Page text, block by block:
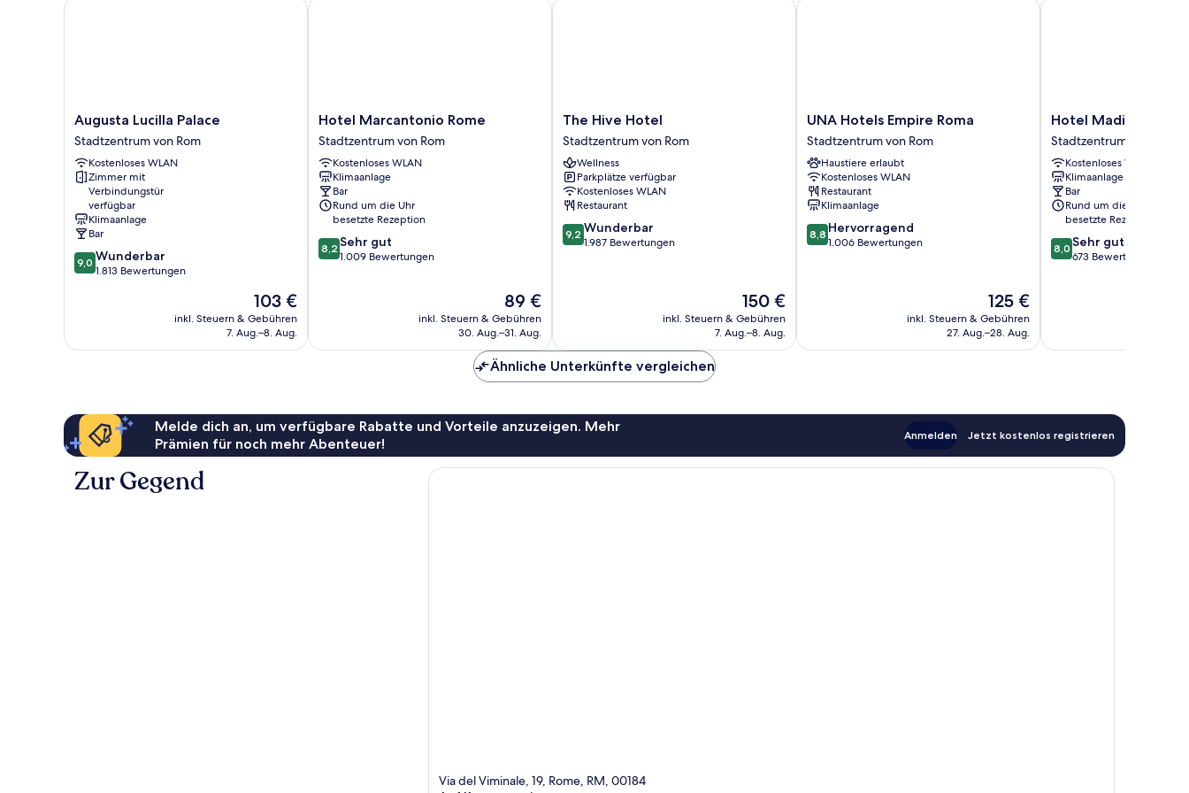
Augusta
Lucilla
Palace
Stadtzentrum
von
Rom
Augusta Lucilla Palace
Stadtzentrum von Rom
Kostenloses WLAN
Zimmer mit
Verbindungstür
verfügbar
Klimaanlage
Bar
9.0
von
9,0 Wunderbar
1.813 Bewertungen
Der
Preis
beträgt
103 €
inkl. Steuern & Gebühren
7. Aug.–8. Aug.
Augusta Lucilla Palace
Hotel
Marcantonio
Rome
Stadtzentrum
von
Rom
Hotel Marcantonio Rome
Stadtzentrum von Rom
Kostenloses WLAN
Klimaanlage
Bar
Rund um die Uhr
besetzte Rezeption
8.2
von
8,2 Sehr gut
1.009 Bewertungen
Der
Preis
beträgt
89 €
inkl. Steuern & Gebühren
30. Aug.–31. Aug.
Hotel Marcantonio Rome
The
Hive
Hotel
Stadtzentrum
von
Rom
The Hive Hotel
Stadtzentrum von Rom
Wellness
Parkplätze verfügbar
Kostenloses WLAN
Restaurant
9.2
von
9,2 Wunderbar
1.987 Bewertungen
Der
Preis
beträgt
150 €
inkl. Steuern & Gebühren
7. Aug.–8. Aug.
The Hive Hotel
UNA
Hotels
Empire
Roma
Stadtzentrum
von
Rom
UNA Hotels Empire Roma
Stadtzentrum von Rom
Haustiere erlaubt
Kostenloses WLAN
Restaurant
Klimaanlage
8.8
von
8,8 Hervorragend
1.006 Bewertungen
Der
Preis
beträgt
125 €
inkl. Steuern & Gebühren
27. Aug.–28. Aug.
UNA Hotels Empire Roma
Hotel
Madison
Stadtzentrum
von
Rom
Hotel Madison
Stadtzentrum von Rom
Kostenloses WLAN
Klimaanlage
Bar
Rund um die Uhr
besetzte Rezeption
8.0
von
8,0 Sehr gut
673 Bewertungen
Hotel Madison
Ähnliche Unterkünfte vergleichen
Melde dich an, um verfügbare Rabatte und Vorteile anzuzeigen. Mehr
Prämien für noch mehr Abenteuer!
Anmelden Jetzt kostenlos registrieren
Zur Gegend
Via del Viminale, 19, Rome, RM, 00184